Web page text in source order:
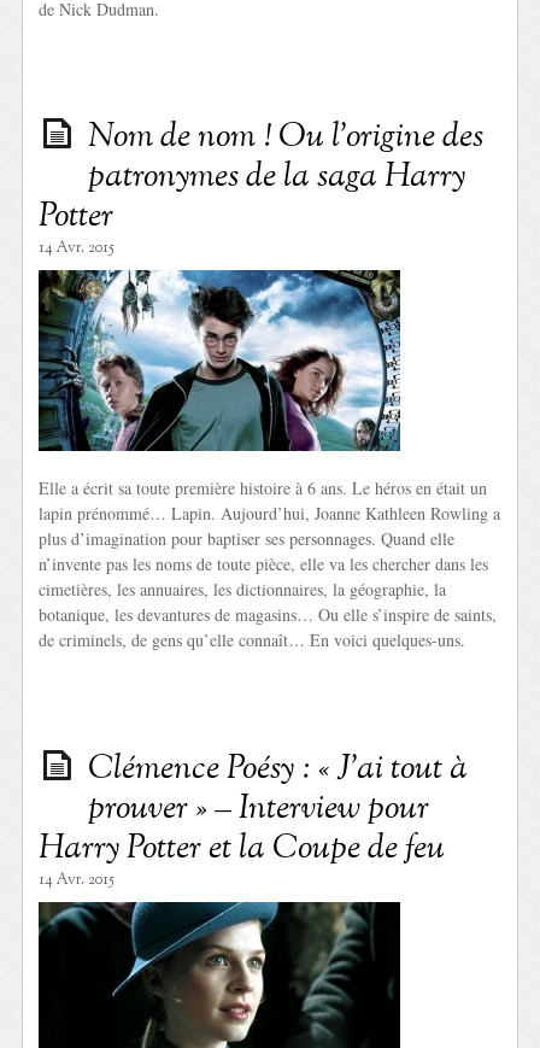
de Nick Dudman.
Nom de nom ! Ou l’origine des
patronymes de la saga Harry
Potter
14 Avr. 2015
Elle a écrit sa toute première histoire à 6 ans. Le héros en était un
lapin prénommé… Lapin. Aujourd’hui, Joanne Kathleen Rowling a
plus d’imagination pour baptiser ses personnages. Quand elle
n’invente pas les noms de toute pièce, elle va les chercher dans les
cimetières, les annuaires, les dictionnaires, la géographie, la
botanique, les devantures de magasins… Ou elle s’inspire de saints,
de criminels, de gens qu’elle connaît… En voici quelques-uns.
Clémence Poésy : « J’ai tout à
prouver » – Interview pour
Harry Potter et la Coupe de feu
14 Avr. 2015